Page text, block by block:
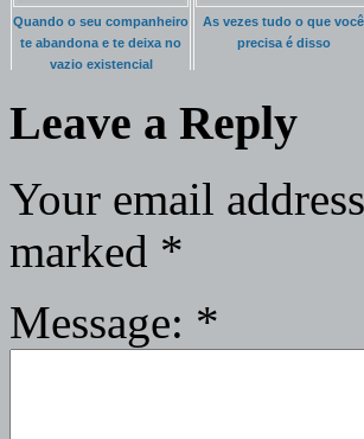
Quando o seu companheiro
te abandona e te deixa no
vazio existencial
As vezes tudo o que você
precisa é disso
Leave a Reply
Your email
marked *
Message: *